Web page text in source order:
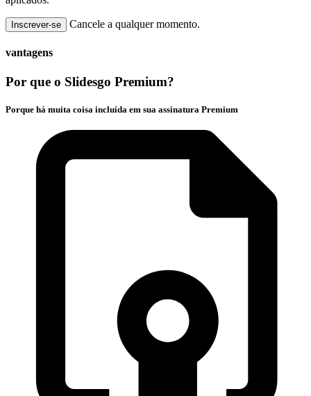
Inscrever-se Cancele a qualquer momento.
vantagens
Por que o Slidesgo Premium?
Porque há muita coisa incluída em sua assinatura Premium